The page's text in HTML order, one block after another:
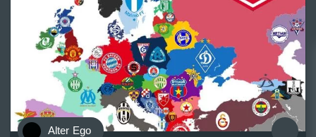
Alter Ego